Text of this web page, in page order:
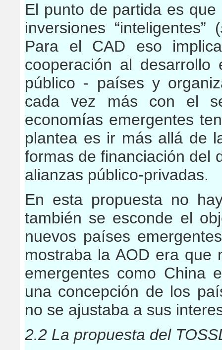
El punto de partida es
inversiones “inteligentes” (
Para el CAD eso
cooperación al
público - países y
cada vez más con el
economías emergentes
plantea es ir más allá de
formas de financiación del
alianzas público-privadas.
En esta propuesta no
también se esconde el
nuevos países
mostraba la AOD era que
emergentes como China
una concepción de los
no se ajustaba a sus
2.2 La propuesta del